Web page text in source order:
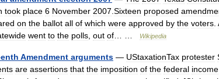
took place 6 November 2007 Sixteen proposed
on the ballot all of which were approved by the voters
went to the polls out of Wikipedia
Amendment arguments — UStaxationTax protester
are assertions that the imposition of the federal income